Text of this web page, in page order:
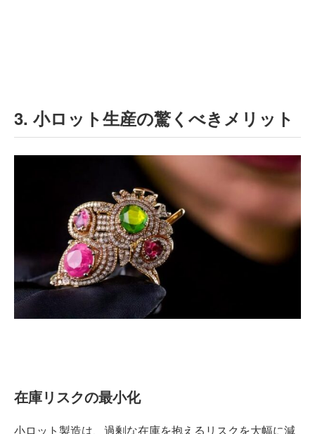
3. 小ロット生産の驚くべきメリット
在庫リスクの最小化
小ロット製造は、過剰な在庫を抱えるリスクを大幅に減